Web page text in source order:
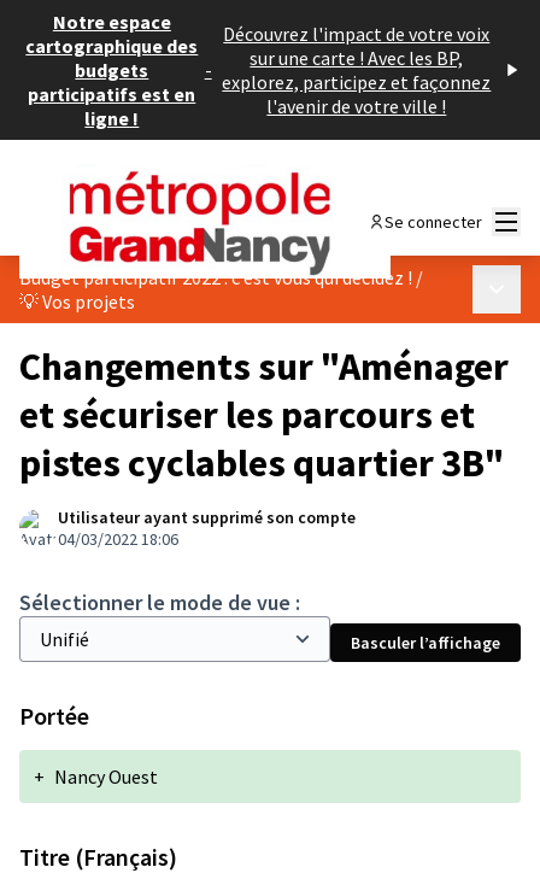
Notre espace
cartographique des
budgets
participatifs est en
ligne !
-
Découvrez l'impact de votre voix
sur une carte ! Avec les BP,
explorez, participez et façonnez
l'avenir de votre ville !
Se connecter
Budget participatif 2022 : c’est vous qui décidez ! /
💡 Vos projets
Changements sur "Aménager
et sécuriser les parcours et
pistes cyclables quartier 3B"
Utilisateur ayant supprimé son compte
04/03/2022 18:06
Sélectionner le mode de vue :
Basculer l’affichage
Portée
+ Nancy Ouest
Titre (Français)